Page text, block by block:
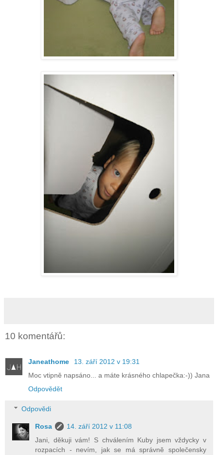
10 komentářů:
Janeathome
13. září 2012 v 19:31
Moc vtipně napsáno... a máte krásného chlapečka:-)) Jana
Odpovědět
Odpovědi
Rosa
14. září 2012 v 11:08
Jani, děkuji vám! S chválením Kuby jsem vždycky v
rozpacích - nevím, jak se má správně společensky